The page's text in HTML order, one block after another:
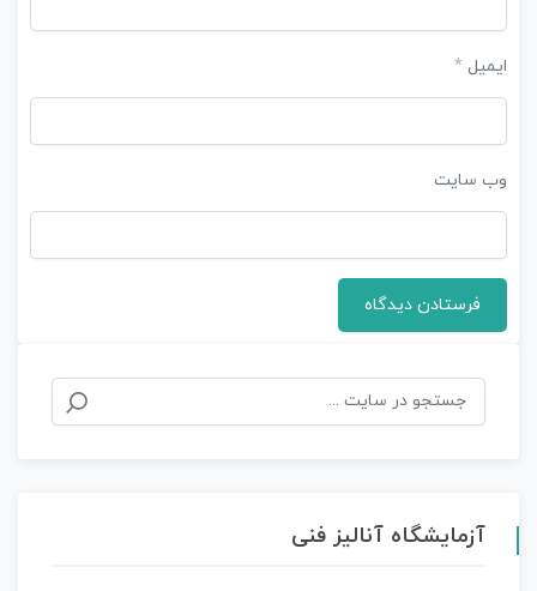
ایمیل *
وب‌ سایت
جستجو
برای:
آزمایشگاه آنالیز فنی